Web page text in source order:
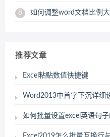
8 如何调整word文档比例大小
推荐文章
Excel粘贴数值快捷键
Word2013中首字下沉详细
如何批量设置excel英语句